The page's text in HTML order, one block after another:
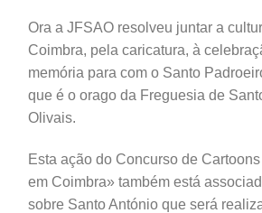
Ora a JFSAO resolveu juntar a
Coimbra, pela caricatura, à
memória para com o Santo
que é o orago da Freguesia de
Olivais.
Esta ação do Concurso de
em Coimbra» também está
sobre Santo António que será